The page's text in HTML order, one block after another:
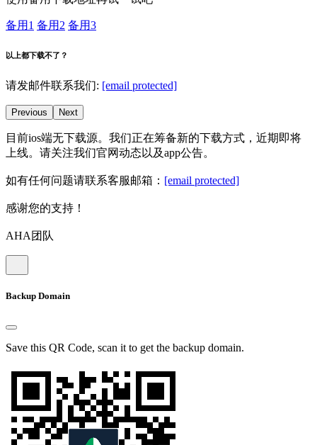
备用1 备用2 备用3
请发邮件联系我们: [email protected]
Previous Next
目前ios端无下载源。我们正在筹备新的下载方式，近期即将
上线。请关注我们官网动态以及app公告。
如有任何问题请联系客服邮箱： [email protected]
感谢您的支持！
AHA团队
Save this QR Code, scan it to get the backup domain.